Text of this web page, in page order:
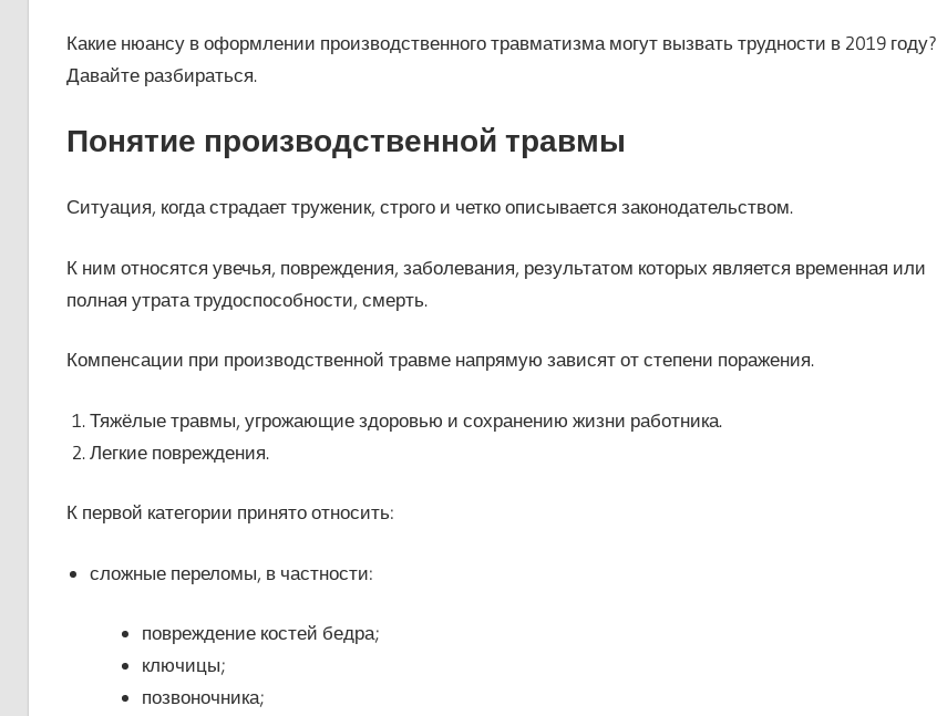
Какие нюансу в оформлении производственного травматизма могут вызвать трудности в 2019 году?
Давайте разбираться.
Понятие производственной травмы
Ситуация, когда страдает труженик, строго и четко описывается законодательством.
К ним относятся увечья, повреждения, заболевания, результатом которых является временная или
полная утрата трудоспособности, смерть.
Компенсации при производственной травме напрямую зависят от степени поражения.
Тяжёлые травмы, угрожающие здоровью и сохранению жизни работника.
Легкие повреждения.
К первой категории принято относить:
сложные переломы, в частности:
повреждение костей бедра;
ключицы;
позвоночника;